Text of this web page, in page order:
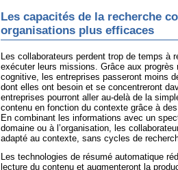
Les capacités de la recherche
organisations plus efficaces
Les collaborateurs perdent trop de temps à
exécuter leurs missions. Grâce aux
cognitive, les entreprises passeront moins
dont elles ont besoin et se concentreront
entreprises pourront aller au-delà de la
contenu en fonction du contexte grâce à
En combinant les informations avec un
domaine ou à l’organisation, les
adapté au contexte, sans cycles de
Les technologies de résumé automatique
lecture du contenu et augmenteront la